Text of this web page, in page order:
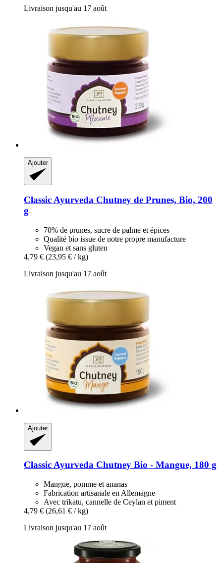
Livraison jusqu'au 17 août
Ajouter
Classic Ayurveda Chutney de Prunes, Bio, 200
g
70% de prunes, sucre de palme et épices
Qualité bio issue de notre propre manufacture
Vegan et sans gluten
4,79 € (23,95 € / kg)
Livraison jusqu'au 17 août
Ajouter
Classic Ayurveda Chutney Bio -​ Mangue, 180 g
Mangue, pomme et ananas
Fabrication artisanale en Allemagne
Avec trikatu, cannelle de Ceylan et piment
4,79 € (26,61 € / kg)
Livraison jusqu'au 17 août